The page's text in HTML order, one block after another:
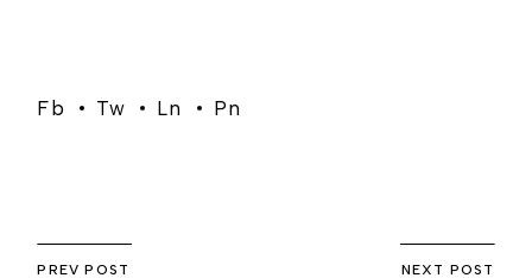
Fb Tw Ln Pn
PREV POST NEXT POST